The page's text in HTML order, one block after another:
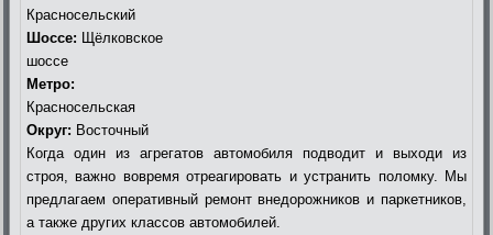
Красносельский
Шоссе: Щёлковское
шоссе
Метро:
Красносельская
Округ: Восточный
Когда один из агрегатов автомобиля подводит и выходи из
строя, важно вовремя отреагировать и устранить поломку. Мы
предлагаем оперативный ремонт внедорожников и паркетников,
а также других классов автомобилей.